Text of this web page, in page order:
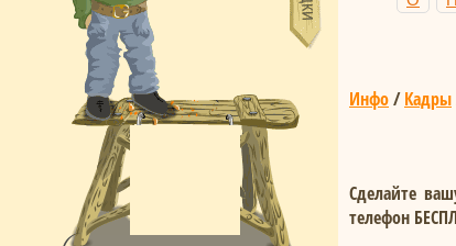
Инфо/Кадры
Сделайте
телефон